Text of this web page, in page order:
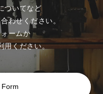
ついてなど
わせください。
ームか
用ください。